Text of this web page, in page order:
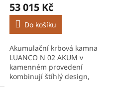
53 015 Kč
Do košíku
Akumulační krbová kamna
LUANCO N 02 AKUM v
kamenném provedení
kombinují štíhlý design,